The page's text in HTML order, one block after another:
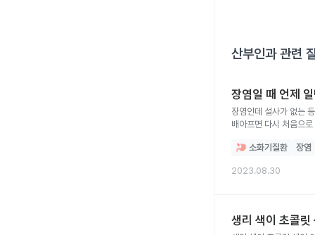
산부인과관련
장염일 때 언제
장염인데 설사가 없는
배아프면 다시 처음으
소화기질환
장염
2023.08.30
생리 색이 초콜릿